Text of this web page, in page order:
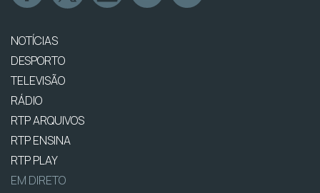
NOTÍCIAS
DESPORTO
TELEVISÃO
RÁDIO
RTP ARQUIVOS
RTP ENSINA
RTP PLAY
EM DIRETO